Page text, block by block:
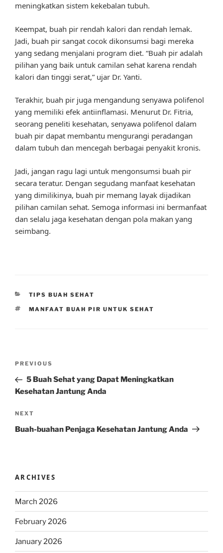
meningkatkan sistem kekebalan tubuh.
Keempat, buah pir rendah kalori dan rendah lemak.
Jadi, buah pir sangat cocok dikonsumsi bagi mereka
yang sedang menjalani program diet. “Buah pir adalah
pilihan yang baik untuk camilan sehat karena rendah
kalori dan tinggi serat,” ujar Dr. Yanti.
Terakhir, buah pir juga mengandung senyawa polifenol
yang memiliki efek antiinflamasi. Menurut Dr. Fitria,
seorang peneliti kesehatan, senyawa polifenol dalam
buah pir dapat membantu mengurangi peradangan
dalam tubuh dan mencegah berbagai penyakit kronis.
Jadi, jangan ragu lagi untuk mengonsumsi buah pir
secara teratur. Dengan segudang manfaat kesehatan
yang dimilikinya, buah pir memang layak dijadikan
pilihan camilan sehat. Semoga informasi ini bermanfaat
dan selalu jaga kesehatan dengan pola makan yang
seimbang.
CATEGORIES
TIPS BUAH SEHAT
TAGS
MANFAAT BUAH PIR UNTUK SEHAT
Previous
Post
PREVIOUS
5 Buah Sehat yang Dapat Meningkatkan
Kesehatan Jantung Anda
Next
Post
NEXT
Buah-buahan Penjaga Kesehatan Jantung Anda
ARCHIVES
March 2026
February 2026
January 2026